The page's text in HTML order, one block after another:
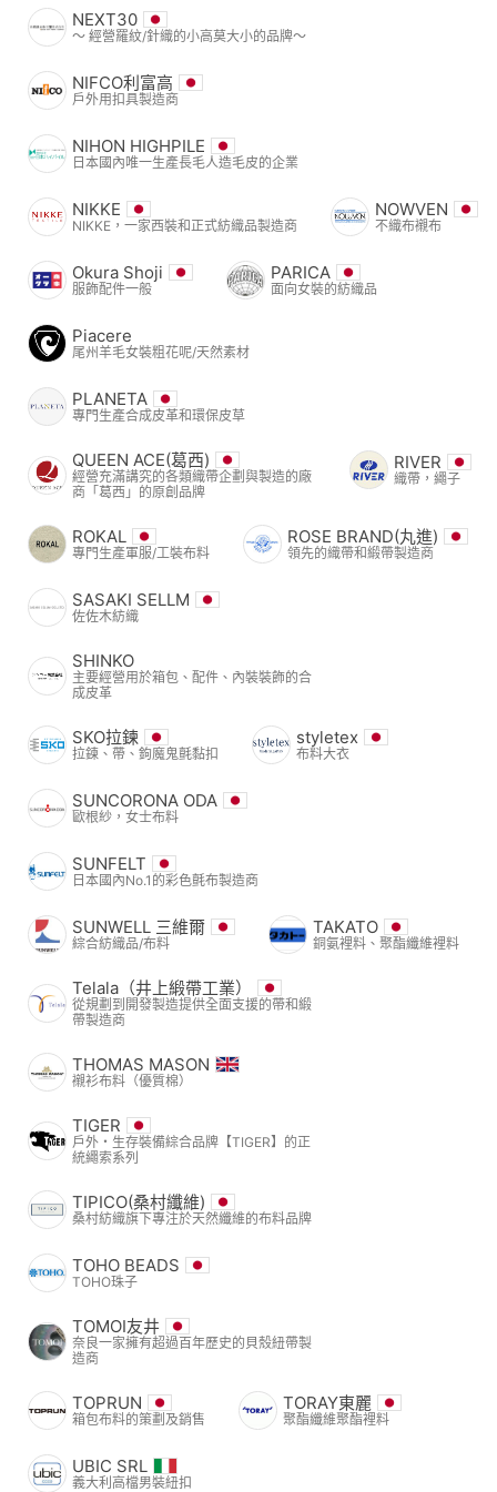
NEXT30
〜 經營羅紋/針織的小高莫大小的品牌〜
NIFCO利富高
戶外用扣具製造商
NIHON HIGHPILE
日本國內唯一生產長毛人造毛皮的企業
NIKKE
NIKKE，一家西裝和正式紡織品製造商
NOWVEN
不織布襯布
Okura Shoji
服飾配件一般
PARICA
面向女裝的紡織品
Piacere
尾州羊毛女裝粗花呢/天然素材
PLANETA
專門生產合成皮革和環保皮草
QUEEN ACE(葛西)
經營充滿講究的各類織帶企劃與製造的廠
商「葛西」的原創品牌
RIVER
織帶，繩子
ROKAL
專門生產軍服/工裝布料
ROSE BRAND(丸進)
領先的織帶和緞帶製造商
SASAKI SELLM
佐佐木紡織
SHINKO
主要經營用於箱包、配件、內裝裝飾的合
成皮革
SKO拉鍊
拉鍊、帶、鉤魔鬼氈黏扣
styletex
布料大衣
SUNCORONA ODA
歐根紗，女士布料
SUNFELT
日本國內No.1的彩色氈布製造商
SUNWELL 三維爾
綜合紡織品/布料
TAKATO
銅氨裡料、聚酯纖維裡料
Telala（井上緞帶工業）
從規劃到開發製造提供全面支援的帶和緞
帶製造商
THOMAS MASON
襯衫布料（優質棉）
TIGER
戶外・生存裝備綜合品牌【TIGER】的正
統繩索系列
TIPICO(桑村纖維)
桑村紡織旗下專注於天然纖維的布料品牌
TOHO BEADS
TOHO珠子
TOMOI友井
奈良一家擁有超過百年歷史的貝殼紐帶製
造商
TOPRUN
箱包布料的策劃及銷售
TORAY東麗
聚酯纖維聚酯裡料
UBIC SRL
義大利高檔男裝紐扣